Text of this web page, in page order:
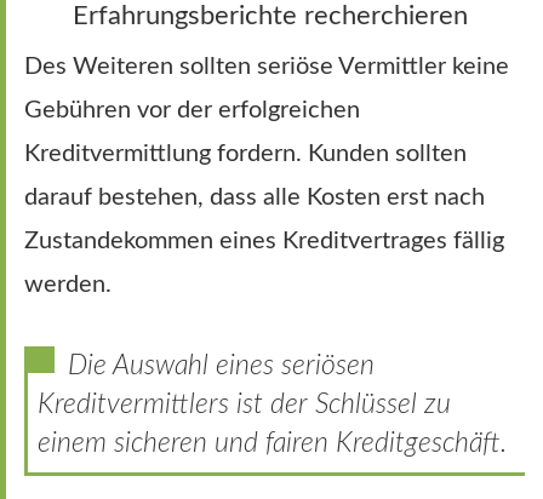
Erfahrungsberichte recherchieren
Des Weiteren sollten seriöse Vermittler keine
Gebühren vor der erfolgreichen
Kreditvermittlung fordern. Kunden sollten
darauf bestehen, dass alle Kosten erst nach
Zustandekommen eines Kreditvertrages fällig
werden.
Die Auswahl eines seriösen
Kreditvermittlers ist der Schlüssel zu
einem sicheren und fairen Kreditgeschäft.